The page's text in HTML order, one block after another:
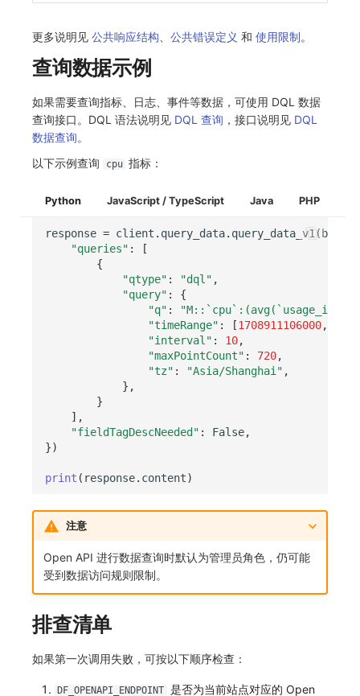
更多说明见 公共响应结构 公共错误定义 和 使用限制。
查询数据示例
如果需要查询指标、日志、事件等数据，可使用 DQL 数据
查询接口。DQL 语法说明见 DQL 查询 ，接口说明见 DQL
数据查询。
以下示例查询
cpu 指标：
Python JavaScript / TypeScript Java PHP
response = client . query_data. query_data_v1 (body
"queries" :
[
{
"qtype" : "dql" ,
"query" :
{
"q" :
"timeRange" : [1708911106000,
"interval" : 10,
"maxPointCount" : 720,
"tz" : "Asia/Shanghai" ,
},
}
],
"fieldTagDescNeeded" : False,
})
print ( response. content)
注意
Open API 进行数据查询时默认为管理员角色，仍可能
受到数据访问规则限制。
排查清单
如果第一次调用失败，可按以下顺序检查：
DF_OPENAPI_ENDPOINT 是否为当前站点对应的 Open